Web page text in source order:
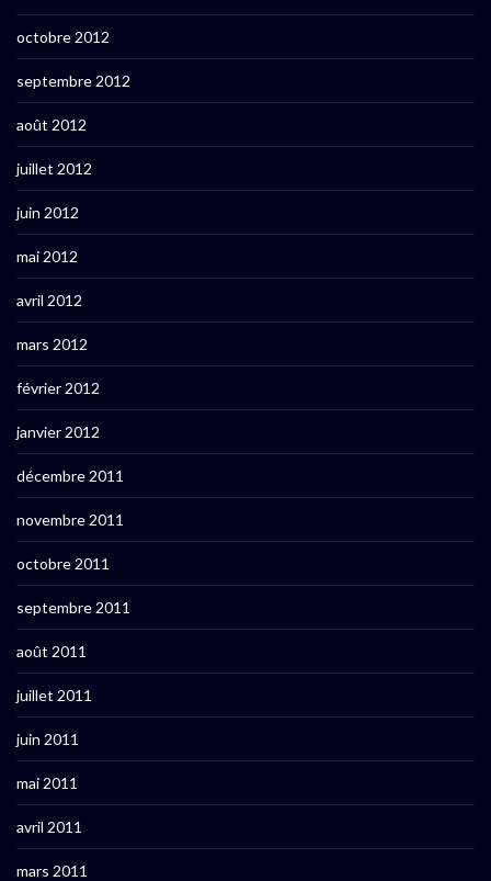
octobre 2012
septembre 2012
août 2012
juillet 2012
juin 2012
mai 2012
avril 2012
mars 2012
février 2012
janvier 2012
décembre 2011
novembre 2011
octobre 2011
septembre 2011
août 2011
juillet 2011
juin 2011
mai 2011
avril 2011
mars 2011